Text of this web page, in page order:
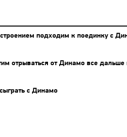
подходим к поединку с
отрываться от Динамо все дальше
с Динамо